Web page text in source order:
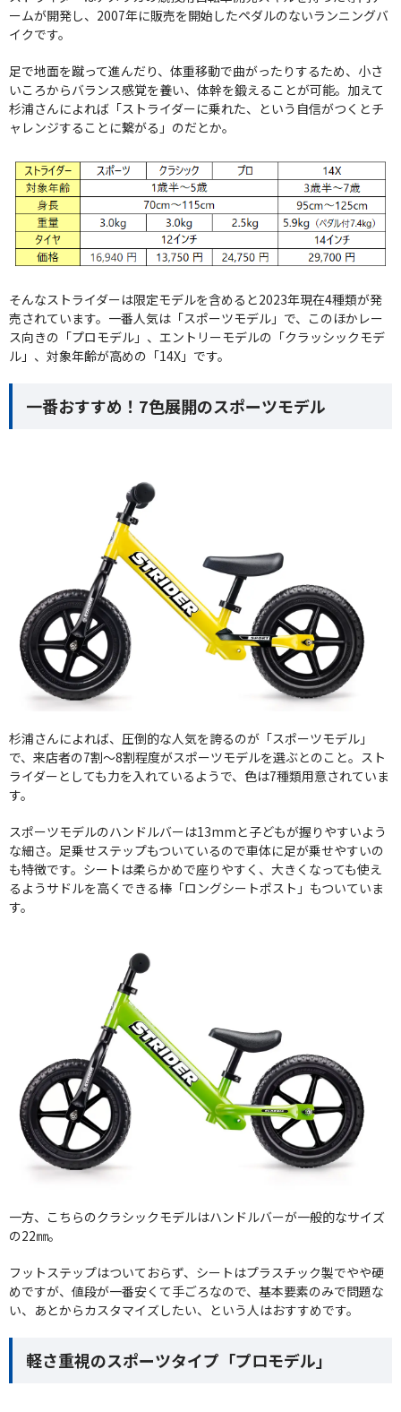
ームが開発し、2007年に販売を開始したペダルのないランニングバ
イクです。
足で地面を蹴って進んだり、体重移動で曲がったりするため、小さ
いころからバランス感覚を養い、体幹を鍛えることが可能。加えて
杉浦さんによれば「ストライダーに乗れた、という自信がつくとチ
ャレンジすることに繋がる」のだとか。
そんなストライダーは限定モデルを含めると2023年現在4種類が発
売されています。一番人気は「スポーツモデル」で、このほかレー
ス向きの「プロモデル」、エントリーモデルの「クラッシックモデ
ル」、対象年齢が高めの「14X」です。
一番おすすめ！7色展開のスポーツモデル
杉浦さんによれば、圧倒的な人気を誇るのが「スポーツモデル」
で、来店者の7割～8割程度がスポーツモデルを選ぶとのこと。スト
ライダーとしても力を入れているようで、色は7種類用意されていま
す。
スポーツモデルのハンドルバーは13mmと子どもが握りやすいよう
な細さ。足乗せステップもついているので車体に足が乗せやすいの
も特徴です。シートは柔らかめで座りやすく、大きくなっても使え
るようサドルを高くできる棒「ロングシートポスト」もついていま
す。
一方、こちらのクラシックモデルはハンドルバーが一般的なサイズ
の22㎜。
フットステップはついておらず、シートはプラスチック製でやや硬
めですが、値段が一番安くて手ごろなので、基本要素のみで問題な
い、あとからカスタマイズしたい、という人はおすすめです。
軽さ重視のスポーツタイプ「プロモデル」